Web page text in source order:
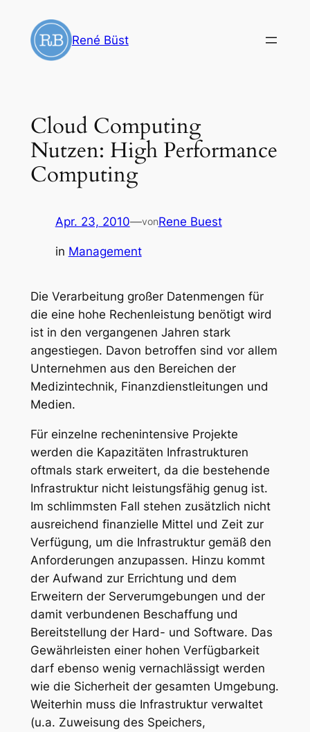
Inhalt
springen
René Büst
Cloud Computing
Nutzen: High Performance
Computing
Apr. 23, 2010—vonRene Buest
in Management
Die Verarbeitung großer Datenmengen für
die eine hohe Rechenleistung benötigt wird
ist in den vergangenen Jahren stark
angestiegen. Davon betroffen sind vor allem
Unternehmen aus den Bereichen der
Medizintechnik, Finanzdienstleitungen und
Medien.
Für einzelne rechenintensive Projekte
werden die Kapazitäten Infrastrukturen
oftmals stark erweitert, da die bestehende
Infrastruktur nicht leistungsfähig genug ist.
Im schlimmsten Fall stehen zusätzlich nicht
ausreichend finanzielle Mittel und Zeit zur
Verfügung, um die Infrastruktur gemäß den
Anforderungen anzupassen. Hinzu kommt
der Aufwand zur Errichtung und dem
Erweitern der Serverumgebungen und der
damit verbundenen Beschaffung und
Bereitstellung der Hard- und Software. Das
Gewährleisten einer hohen Verfügbarkeit
darf ebenso wenig vernachlässigt werden
wie die Sicherheit der gesamten Umgebung.
Weiterhin muss die Infrastruktur verwaltet
(u.a. Zuweisung des Speichers,